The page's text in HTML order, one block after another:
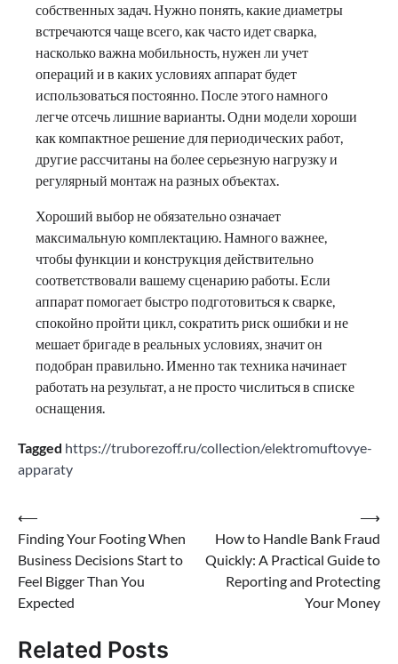
собственных задач. Нужно понять, какие диаметры
встречаются чаще всего, как часто идет сварка,
насколько важна мобильность, нужен ли учет
операций и в каких условиях аппарат будет
использоваться постоянно. После этого намного
легче отсечь лишние варианты. Одни модели хороши
как компактное решение для периодических работ,
другие рассчитаны на более серьезную нагрузку и
регулярный монтаж на разных объектах.
Хороший выбор не обязательно означает
максимальную комплектацию. Намного важнее,
чтобы функции и конструкция действительно
соответствовали вашему сценарию работы. Если
аппарат помогает быстро подготовиться к сварке,
спокойно пройти цикл, сократить риск ошибки и не
мешает бригаде в реальных условиях, значит он
подобран правильно. Именно так техника начинает
работать на результат, а не просто числиться в списке
оснащения.
Tagged https://truborezoff.ru/collection/elektromuftovye-
apparaty
⟵
Finding Your Footing When
Business Decisions Start to
Feel Bigger Than You
Expected
How to Handle Bank Fraud
Quickly: A Practical Guide to
Reporting and Protecting
Your Money
⟶
Related Posts